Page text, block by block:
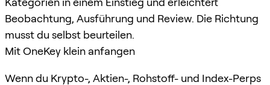
Beobachtung, Ausführung und Review. Die Richtung
musst du selbst beurteilen.
Mit OneKey klein anfangen
Wenn du Krypto-, Aktien-, Rohstoff- und Index-Perps